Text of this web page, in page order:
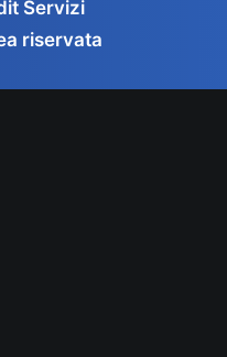
Servizi
riservata